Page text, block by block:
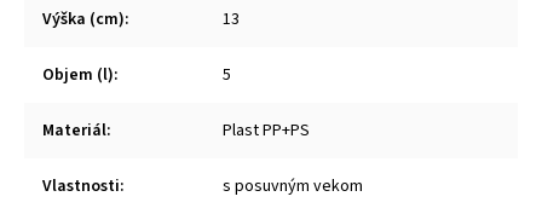
Výška (cm): 13
Objem (l): 5
Materiál: Plast PP+PS
Vlastnosti: s posuvným vekom